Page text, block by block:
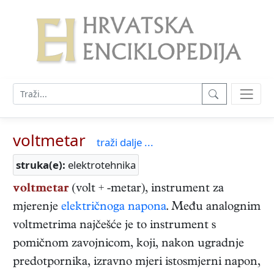
voltmetar
traži dalje ...
struka(e): elektrotehnika
voltmetar (volt + -metar), instrument za
mjerenje električnoga napona. Među analognim
voltmetrima najčešće je to instrument s
pomičnom zavojnicom, koji, nakon ugradnje
predotpornika, izravno mjeri istosmjerni napon,